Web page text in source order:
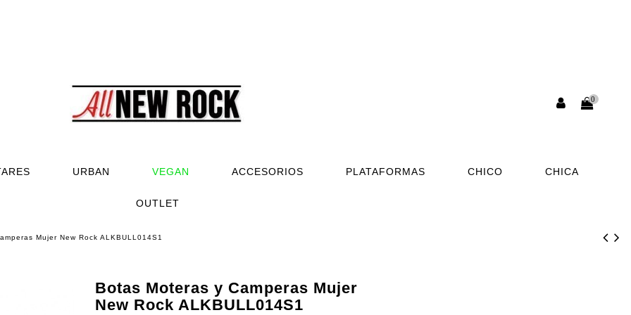
0
URBAN VEGAN ACCESORIOS PLATAFORMAS CHICO CHICA
OUTLET
Mujer New Rock ALKBULL014S1
Botas Moteras y Camperas Mujer
New Rock ALKBULL014S1